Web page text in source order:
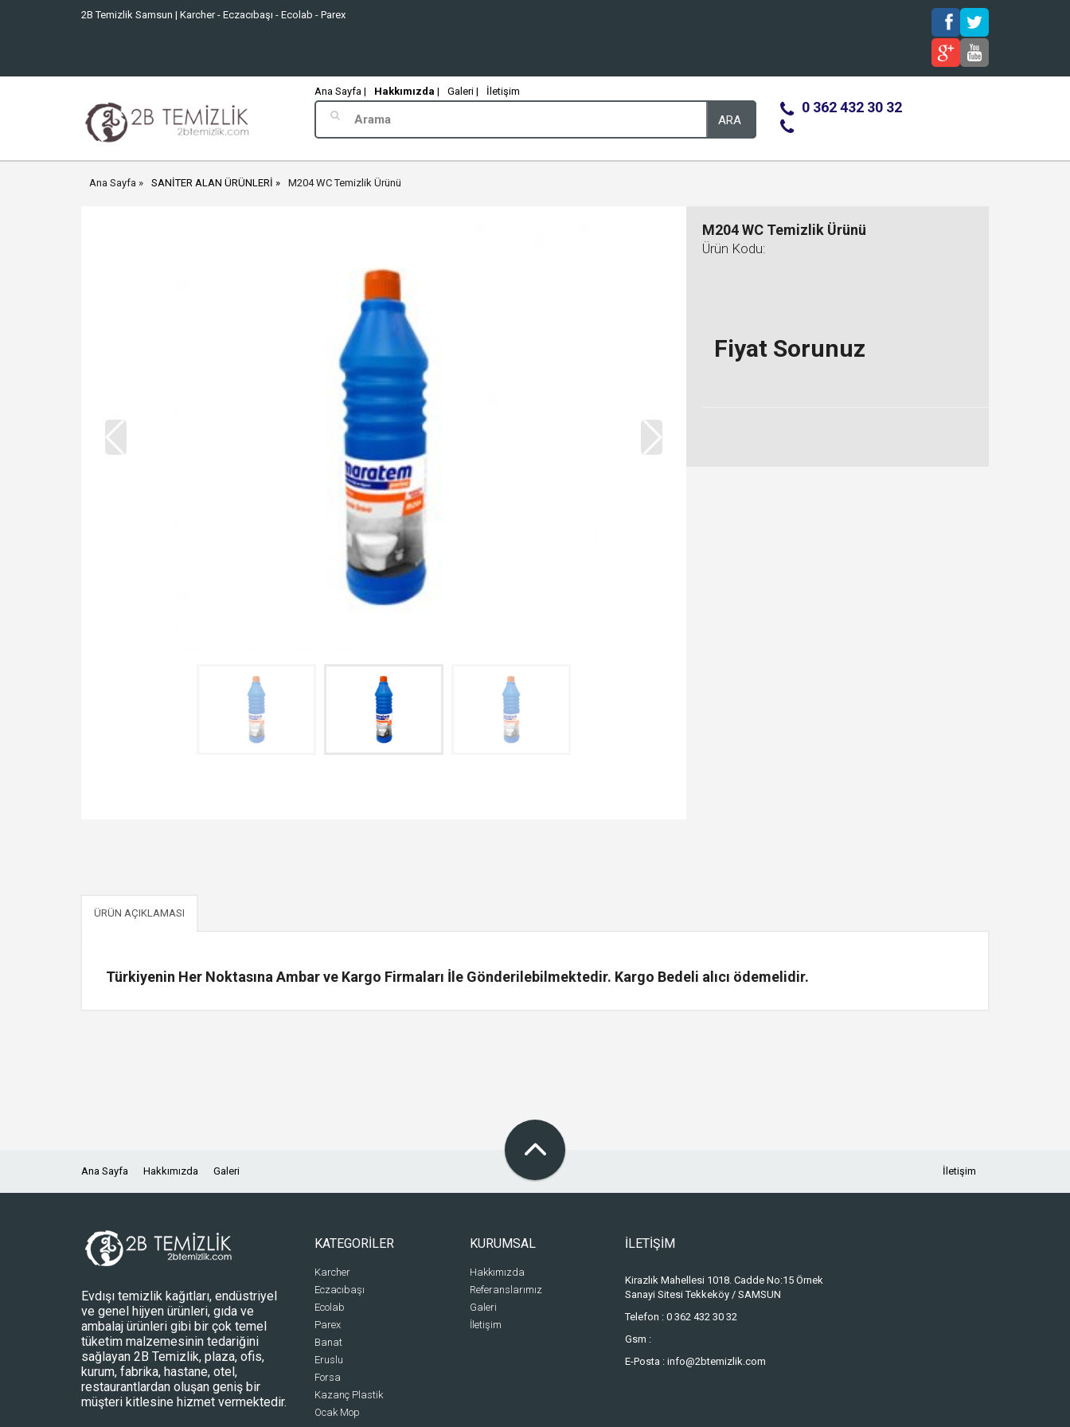
2B Temizlik Samsun | Karcher - Eczacıbaşı - Ecolab - Parex
Ana Sayfa | Hakkımızda | Galeri | İletişim
ARA
0 362 432 30 32
Ana Sayfa SANİTER ALAN ÜRÜNLERİ M204 WC Temizlik Ürünü
M204 WC Temizlik Ürünü
Ürün Kodu:
Fiyat Sorunuz
ÜRÜN AÇIKLAMASI
Türkiyenin Her Noktasına Ambar ve Kargo Firmaları İle Gönderilebilmektedir. Kargo Bedeli alıcı ödemelidir.
Ana Sayfa Hakkımızda Galeri İletişim
Evdışı temizlik kağıtları, endüstriyel
ve genel hijyen ürünleri, gıda ve
ambalaj ürünleri gibi bir çok temel
tüketim malzemesinin tedariğini
sağlayan 2B Temizlik, plaza, ofis,
kurum, fabrika, hastane, otel,
restaurantlardan oluşan geniş bir
müşteri kitlesine hizmet vermektedir.
KATEGORİLER
Karcher
Eczacıbaşı
Ecolab
Parex
Banat
Eruslu
Forsa
Kazanç Plastik
Ocak Mop
KURUMSAL
Hakkımızda
Referanslarımız
Galeri
İletişim
İLETİŞİM
Kirazlık Mahellesi 1018. Cadde No:15 Örnek
Sanayi Sitesi Tekkeköy / SAMSUN
Telefon : 0 362 432 30 32
Gsm :
E-Posta : info@2btemizlik.com